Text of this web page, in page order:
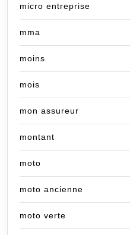
micro entreprise
mma
moins
mois
mon assureur
montant
moto
moto ancienne
moto verte